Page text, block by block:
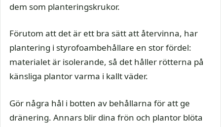
dem som planteringskrukor.
Förutom att det är ett bra sätt att återvinna, har
plantering i styrofoambehållare en stor fördel:
materialet är isolerande, så det håller rötterna på
känsliga plantor varma i kallt väder.
Gör några hål i botten av behållarna för att ge
dränering. Annars blir dina frön och plantor blöta